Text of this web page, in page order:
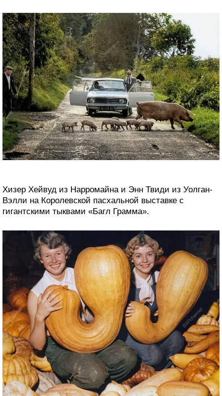
Хизер Хейвуд из Нарромайна и Энн Твиди из Уолган-
Вэлли на Королевской пасхальной выставке с
гигантскими тыквами «Багл Грамма».